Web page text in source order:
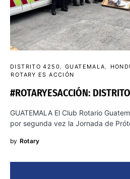
DISTRITO 4250 GUATEMALA
ROTARY ES ACCIÓN
#ROTARYESACCIÓN:
GUATEMALA El Club Rotario
por segunda vez la Jornada de
by Rotary